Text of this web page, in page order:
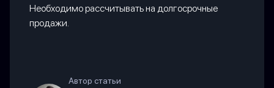
Необходимо рассчитывать на долгосрочные
продажи.
Автор статьи